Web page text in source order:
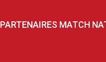
PARTENAIRES MATCH